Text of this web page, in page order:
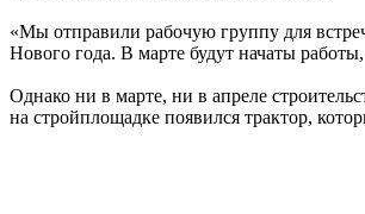
«Мы отправили рабочую группу для
Нового года. В марте будут начаты
Однако ни в марте, ни в апреле
на стройплощадке появился трактор,